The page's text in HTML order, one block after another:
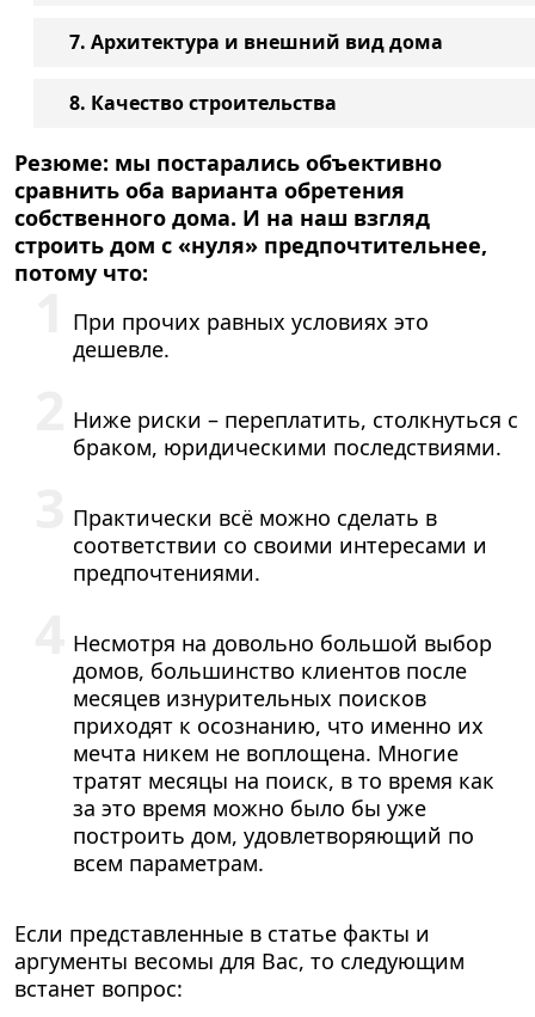
7. Архитектура и внешний вид дома
8. Качество строительства
Резюме: мы постарались объективно
сравнить оба варианта обретения
собственного дома. И на наш взгляд
строить дом с «нуля» предпочтительнее,
потому что:
При прочих равных условиях это
дешевле.
Ниже риски – переплатить, столкнуться с
браком, юридическими последствиями.
Практически всё можно сделать в
соответствии со своими интересами и
предпочтениями.
Несмотря на довольно большой выбор
домов, большинство клиентов после
месяцев изнурительных поисков
приходят к осознанию, что именно их
мечта никем не воплощена. Многие
тратят месяцы на поиск, в то время как
за это время можно было бы уже
построить дом, удовлетворяющий по
всем параметрам.
Если представленные в статье факты и
аргументы весомы для Вас, то следующим
встанет вопрос: